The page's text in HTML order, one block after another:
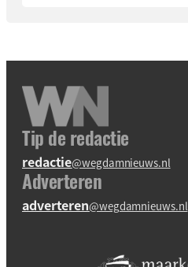
Tip de redactie
redactie@wegdamnieuws.nl
Adverteren
adverteren@wegdamnieuws.nl